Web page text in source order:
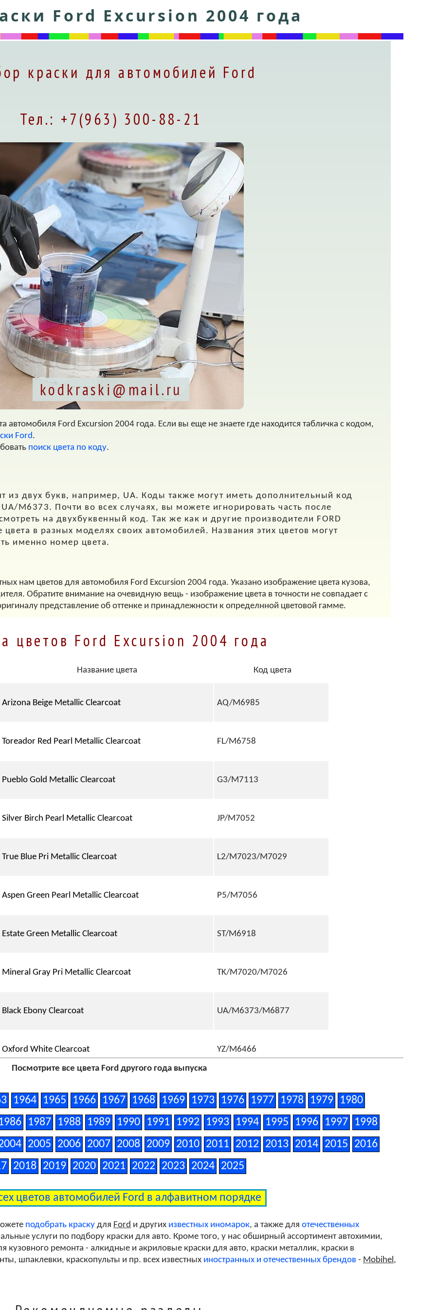
Ford Excursion 2004 года
краски для автомобилей Ford
Тел.: +7(963) 300-88-21
kodkraski@mail.ru
автомобиля Ford Excursion 2004 года. Если вы еще не знаете где находится табличка с кодом,
Ford.
поиск цвета по коду.
из двух букв, например, UA. Коды также могут иметь дополнительный код
UA/M6373. Почти во всех случаях, вы можете игнорировать часть после
на двухбуквенный код. Так же как и другие производители FORD
цвета в разных моделях своих автомобилей. Названия этих цветов могут
именно номер цвета.
нам цветов для автомобиля Ford Excursion 2004 года. Указано изображение цвета кузова,
Обратите внимание на очевидную вещь - изображение цвета в точности не совпадает с
представление об оттенке и принадлежности к определнной цветовой гамме.
цветов Ford Excursion 2004 года
Название цвета Код цвета
Arizona Beige Metallic Clearcoat AQ/M6985
Toreador Red Pearl Metallic Clearcoat FL/M6758
Pueblo Gold Metallic Clearcoat G3/M7113
Silver Birch Pearl Metallic Clearcoat JP/M7052
True Blue Pri Metallic Clearcoat L2/M7023/M7029
Aspen Green Pearl Metallic Clearcoat P5/M7056
Estate Green Metallic Clearcoat ST/M6918
Mineral Gray Pri Metallic Clearcoat TK/M7020/M7026
Black Ebony Clearcoat UA/M6373/M6877
Oxford White Clearcoat YZ/M6466
Посмотрите все цвета Ford другого года выпуска
1964 1965 1966 1967 1968 1969 1973 1976 1977 1978 1979
1980
1987 1988 1989 1990 1991 1992 1993 1994 1995 1996 1997
1998
2005 2006 2007 2008 2009 2010 2011 2012 2013 2014 2015
2016
2018 2019 2020 2021 2022 2023 2024 2025
цветов автомобилей Ford в алфавитном порядке
подобрать краскудля Ford и других известных иномарок, а также для отечественных
услуги по подбору краски для авто. Кроме того, у нас обширный ассортимент автохимии,
кузовного ремонта - алкидные и акриловые краски для авто, краски металлик, краски в
шпаклевки, краскопульты и пр. всех известных иностранных и отечественных брендов- Mobihel,